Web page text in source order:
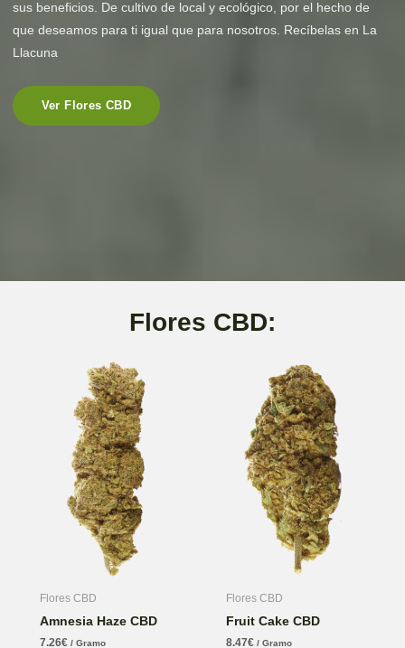
sus beneficios. De cultivo de local y ecológico, por el hecho de
que deseamos para ti igual que para nosotros. Recíbelas en La
Llacuna
Ver Flores CBD
Flores CBD:
Flores CBD
Amnesia Haze CBD
7.26€ / Gramo
Flores CBD
Fruit Cake CBD
8.47€ / Gramo